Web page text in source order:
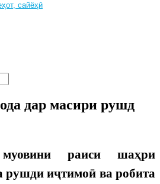
сайёҳӣ
дар масири рушд
раиси шаҳри
рушди иҷтимоӣ ва робита